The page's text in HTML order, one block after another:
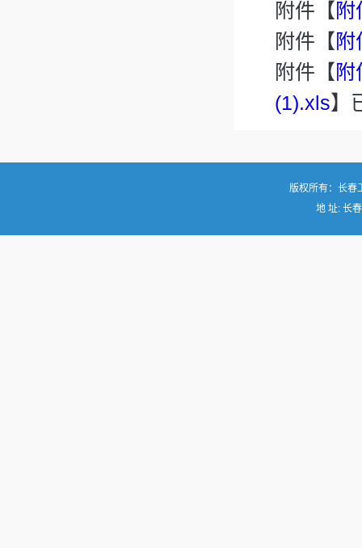
附件【
附件【
附件【
(1).xls】
版权所有：长春
地 址: 长